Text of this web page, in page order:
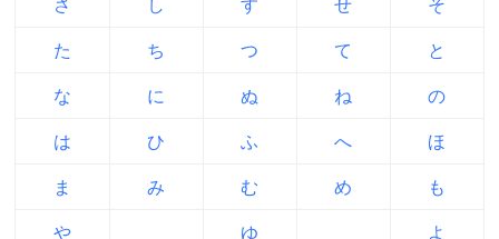
さ し す せ そ
た ち つ て と
な に ぬ ね の
は ひ ふ へ ほ
ま み む め も
や ゆ よ